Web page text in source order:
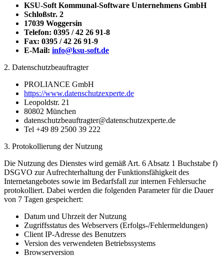
KSU-Soft Kommunal-Software Unternehmens GmbH
Schloßstr. 2
17039 Woggersin
Telefon: 0395 / 42 26 91-8
Fax: 0395 / 42 26 91-9
E-Mail: info@ksu-soft.de
2. Datenschutzbeauftragter
PROLIANCE GmbH
https://www.datenschutzexperte.de
Leopoldstr. 21
80802 München
datenschutzbeauftragter@datenschutzexperte.de
Tel +49 89 2500 39 222
3. Protokollierung der Nutzung
Die Nutzung des Dienstes wird gemäß Art. 6 Absatz 1 Buchstabe f)
DSGVO zur Aufrechterhaltung der Funktionsfähigkeit des
Internetangebotes sowie im Bedarfsfall zur internen Fehlersuche
protokolliert. Dabei werden die folgenden Parameter für die Dauer
von 7 Tagen gespeichert:
Datum und Uhrzeit der Nutzung
Zugriffsstatus des Webservers (Erfolgs-/Fehlermeldungen)
Client IP-Adresse des Benutzers
Version des verwendeten Betriebssystems
Browserversion